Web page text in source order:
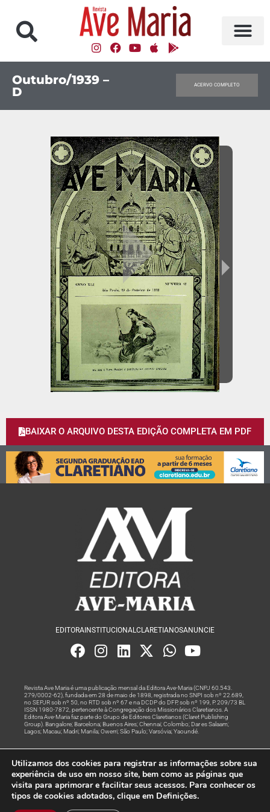
Outubro/1939 –
D
ACERVO COMPLETO
BAIXAR O ARQUIVO DESTA EDIÇÃO COMPLETA EM PDF
EDITORA INSTITUCIONALCLARETIANOSANUNCIE
Revista Ave Maria é uma publicação mensal da Editora Ave-Maria (CNPJ 60.543.
279/0002-62), fundada em 28 de maio de 1898, registrada no SNPI sob nº 22.689,
no SEPJR sob nº 50, no RTD sob nº 67 e na DCDP do DFP, sob nº 199, P. 209/73 BL
ISSN 1980-7872, pertencente à Congregação dos Missionários Claretianos. A
Editora Ave-Maria faz parte do Grupo de Editores Claretianos (Claret Publishing
Group). Bangalore; Barcelona; Buenos Aires; Chennai; Colombo; Dar es Salaam;
Lagos; Macau; Madri; Manila; Owerri; São Paulo; Varsóvia; Yaoundé.
Rede
© Todos os Direitos Reservados
Utilizamos dos cookies para registrar as informações sobre sua
experiência de uso em nosso site, bem como as páginas que
visita para aprimorar e facilitar seus acessos. Para conhecer os
tipos de cookies adotados, clique em Definições.